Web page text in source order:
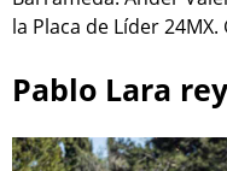
la Placa de Líder
Pablo Lara